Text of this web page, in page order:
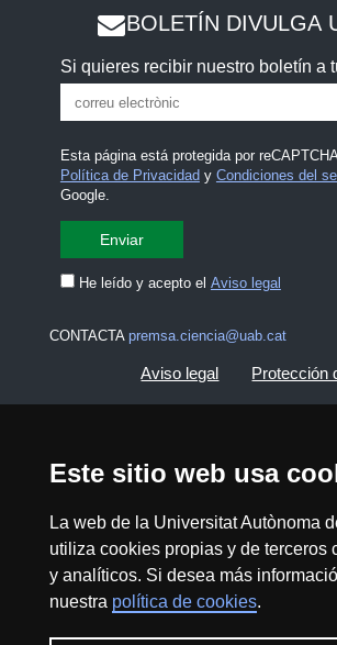
Este sitio web usa
La web de la Universitat Autònoma
utiliza cookies propias y de terceros
y analíticos. Si desea más
nuestra política de cookies.
BOLETÍN DIVULGA
Si quieres recibir nuestro boletín a
Esta página está protegida por
Política de Privacidad y Condiciones del
Google.
He leído y acepto el Aviso legal
CONTACTA premsa.ciencia@uab.cat
Aviso legal Protección
Mapa del web UAB
2026 Divulga UAB - Commons
No Comercial (CC BY NC) - ISSN:
View low-bandwidth version